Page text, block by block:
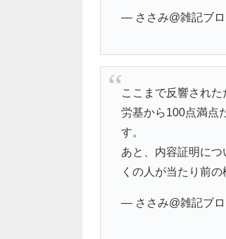
— ささみ@雑記ブ
ここまで反響された
労基から100点満点
す。
あと、内容証明に
くの人が当たり前
— ささみ@雑記ブ